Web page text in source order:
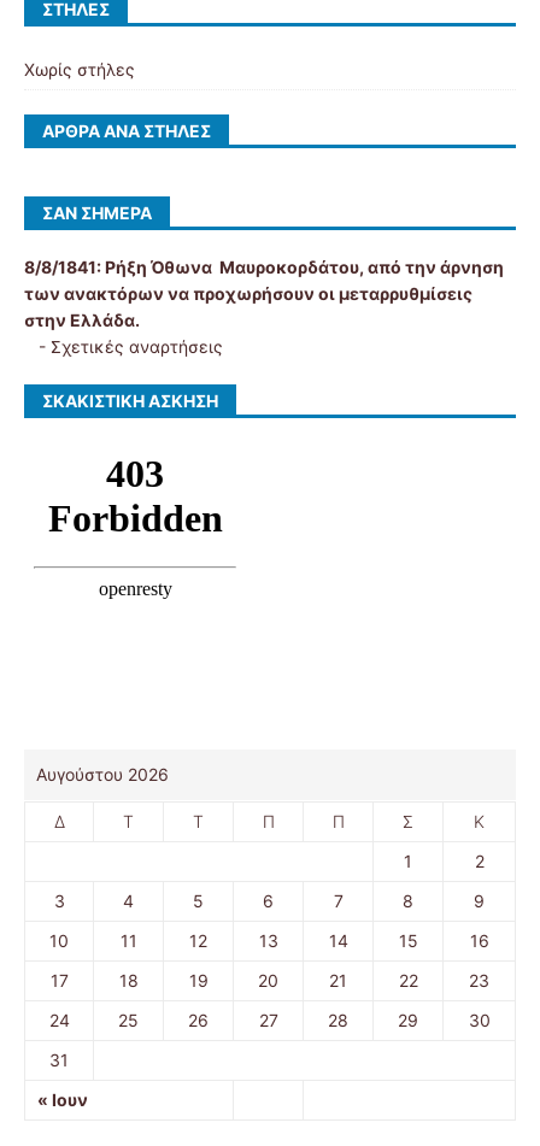
ΣΤΉΛΕΣ
Χωρίς στήλες
ΆΡΘΡΑ ΑΝΆ ΣΤΉΛΕΣ
ΣΑΝ ΣΉΜΕΡΑ
8/8/1841:Ρήξη Όθωνα  Μαυροκορδάτου, από την άρνηση
των ανακτόρων να προχωρήσουν οι μεταρρυθμίσεις
στην Ελλάδα.
- Σχετικές αναρτήσεις
ΣΚΑΚΙΣΤΙΚΉ ΆΣΚΗΣΗ
Αυγούστου 2026
Δ Τ Τ Π Π Σ Κ
« Ιουν
1
2
3
4 5 6 7 8
9
10
11 12 13 14 15
16
17
18 19 20 21 22
23
24
25 26 27 28 29
30
31